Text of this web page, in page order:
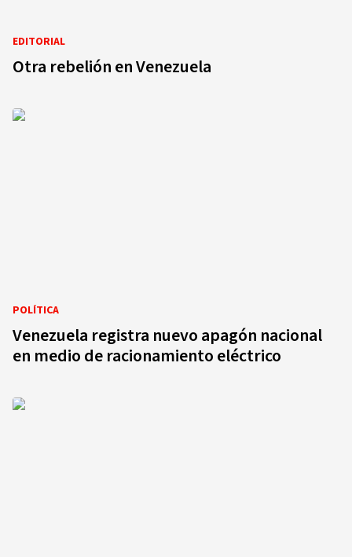
EDITORIAL
Otra rebelión en Venezuela
POLÍTICA
Venezuela registra nuevo apagón nacional
en medio de racionamiento eléctrico